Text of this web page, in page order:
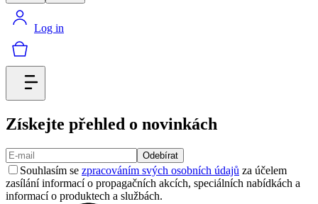
Log in
Získejte přehled o novinkách
Odebírat
Souhlasím se zpracováním svých osobních údajů za účelem
zasílání informací o propagačních akcích, speciálních nabídkách a
informací o produktech a službách.